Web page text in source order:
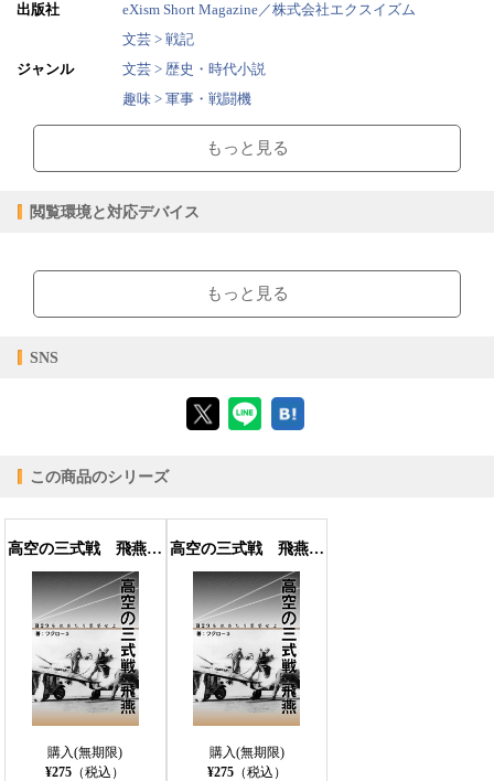
防御と武装を犠牲にする
四四八号機に魂を奪われた
再び高度一万メートルに
敵編隊の変針
三式戦突撃す
体当たり生還
出版社
eXism Short Magazine／株式会社エクスイズム
ジャンル
文芸 > 戦記
文芸 > 歴史・時代小説
趣味 > 軍事・戦闘機
販売開始日
2014/12/23
【販売形態】
もっと見る
閲覧環境と対応デバイス
ブラウザビューア・PC版ConTenDoビューア・モバイルビューア
【対応デバイス】
【PC版ConTenDoビューア】
【モバイルビューア】
もっと見る
SNS
この商品のシリーズ
高空の三式戦 飛燕 ～ B２９を体当たり撃墜せよ ～ PDF版
購入(無期限)
¥275 （税込）
高空の三式戦 飛燕 ～ B２９を体当たり撃墜せよ ～ （縦組） EPUB版
購入(無期限)
¥275（税込）